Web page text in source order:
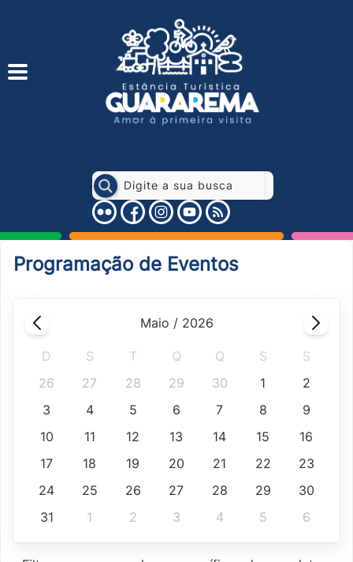
Programação de Eventos
maio / 2026
D S T Q Q S
S
26
27 28 29 30 1
2
3
4 5 6 7 8
9
10
11 12 13 14 15
16
17
18 19 20 21 22
23
24
25 26 27 28 29
30
31
1 2 3 4 5 6